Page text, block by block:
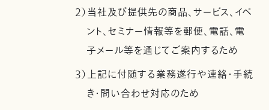
2）当社及び提供先の商品、サービス、イベ
ント、セミナー情報等を郵便、電話、電
子メール等を通じてご案内するため
3）上記に付随する業務遂行や連絡・手続
き・問い合わせ対応のため